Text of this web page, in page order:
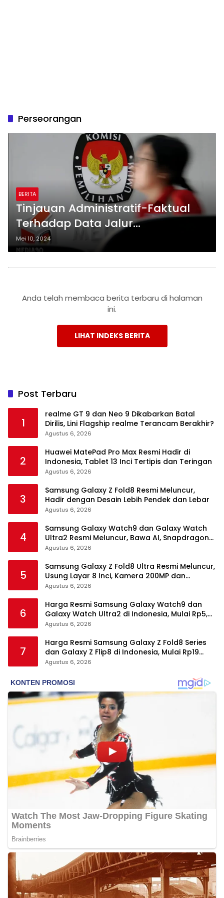
Perseorangan
BERITA
Tinjauan Administratif-Faktual
Terhadap Data Jalur
Perseorangan
Mei 10, 2024
Anda telah membaca berita terbaru di halaman
ini.
LIHAT INDEKS BERITA
Post Terbaru
1
realme GT 9 dan Neo 9 Dikabarkan Batal
Dirilis, Lini Flagship realme Terancam Berakhir?
Agustus 6, 2026
2
Huawei MatePad Pro Max Resmi Hadir di
Indonesia, Tablet 13 Inci Tertipis dan Teringan
Agustus 6, 2026
3
Samsung Galaxy Z Fold8 Resmi Meluncur,
Hadir dengan Desain Lebih Pendek dan Lebar
Agustus 6, 2026
4
Samsung Galaxy Watch9 dan Galaxy Watch
Ultra2 Resmi Meluncur, Bawa AI, Snapdragon
Wear Elite, dan Fitur Kesehatan Baru
Agustus 6, 2026
5
Samsung Galaxy Z Fold8 Ultra Resmi Meluncur,
Usung Layar 8 Inci, Kamera 200MP dan
Snapdragon 8 Elite Gen 5
Agustus 6, 2026
6
Harga Resmi Samsung Galaxy Watch9 dan
Galaxy Watch Ultra2 di Indonesia, Mulai Rp5,9
Jutaan
Agustus 6, 2026
7
Harga Resmi Samsung Galaxy Z Fold8 Series
dan Galaxy Z Flip8 di Indonesia, Mulai Rp19
Jutaan
Agustus 6, 2026